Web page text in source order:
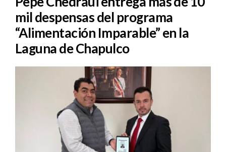
mil despensas del programa
“Alimentación Imparable” en la
Laguna de Chapulco